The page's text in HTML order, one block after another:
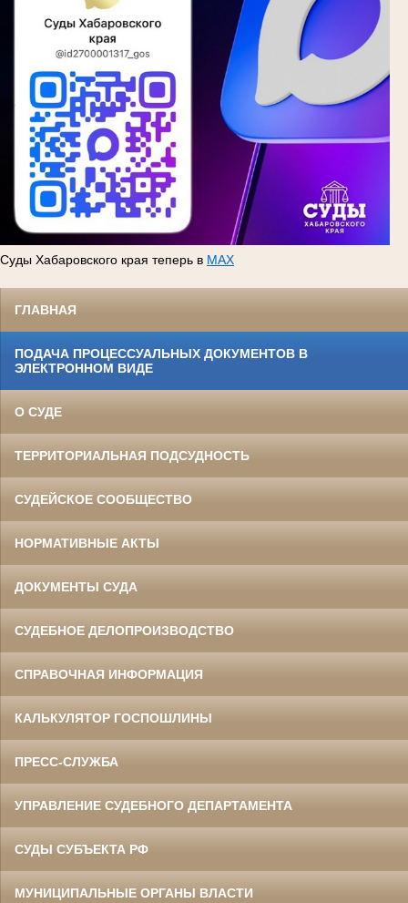
Суды Хабаровского края теперь в MAX
ГЛАВНАЯ
ПОДАЧА ПРОЦЕССУАЛЬНЫХ ДОКУМЕНТОВ В
ЭЛЕКТРОННОМ ВИДЕ
О СУДЕ
ТЕРРИТОРИАЛЬНАЯ ПОДСУДНОСТЬ
СУДЕЙСКОЕ СООБЩЕСТВО
НОРМАТИВНЫЕ АКТЫ
ДОКУМЕНТЫ СУДА
СУДЕБНОЕ ДЕЛОПРОИЗВОДСТВО
СПРАВОЧНАЯ ИНФОРМАЦИЯ
КАЛЬКУЛЯТОР ГОСПОШЛИНЫ
ПРЕСС-СЛУЖБА
УПРАВЛЕНИЕ СУДЕБНОГО ДЕПАРТАМЕНТА
СУДЫ СУБЪЕКТА РФ
МУНИЦИПАЛЬНЫЕ ОРГАНЫ ВЛАСТИ